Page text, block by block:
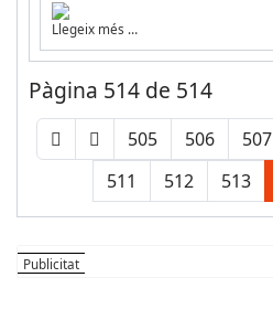
Llegeix més …
Pàgina 514 de 514
505 506 507
511
512 513